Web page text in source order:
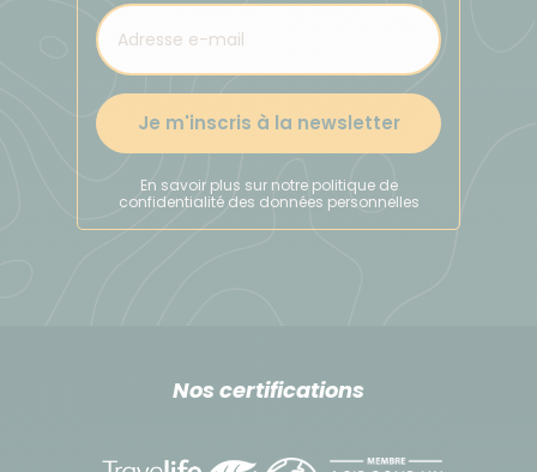
Je m'inscris à la newsletter
En savoir plus sur notre politique de
confidentialité des données personnelles
Nos certifications